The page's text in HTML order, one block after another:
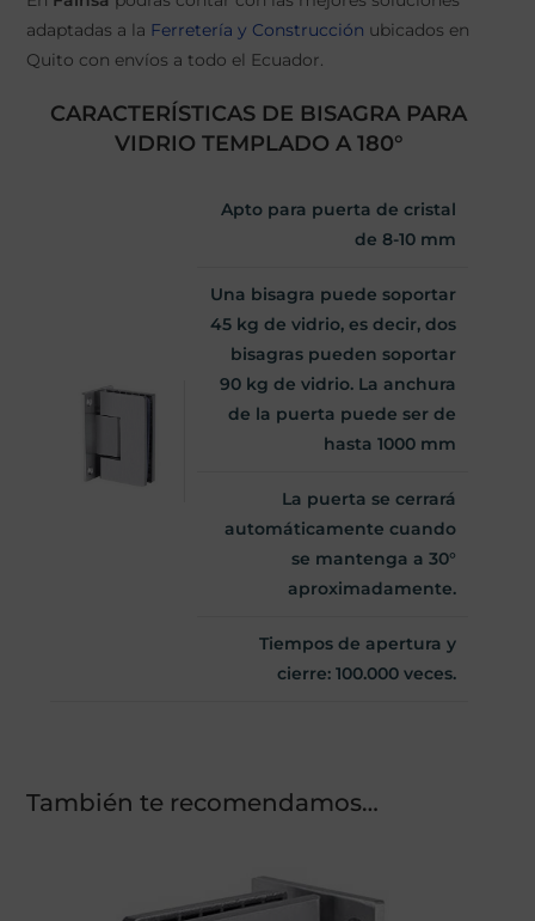
adaptadas a la Ferretería y Construcción ubicados en
Quito con envíos a todo el Ecuador.
CARACTERÍSTICAS DE BISAGRA PARA
VIDRIO TEMPLADO A 180°
Apto para puerta de cristal
de 8-10 mm
Una bisagra puede soportar
45 kg de vidrio, es decir, dos
bisagras pueden soportar
90 kg de vidrio. La anchura
de la puerta puede ser de
hasta 1000 mm
La puerta se cerrará
automáticamente cuando
se mantenga a 30°
aproximadamente.
Tiempos de apertura y
cierre: 100.000 veces.
También te recomendamos…